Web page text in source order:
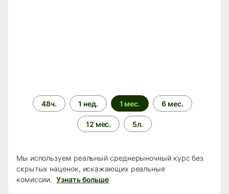
Период
времени
48ч. 1 нед. 1 мес. 6 мес.
12 мес. 5л.
Мы используем реальный среднерыночный курс без
скрытых наценок, искажающих реальные
комиссии. Узнать больше